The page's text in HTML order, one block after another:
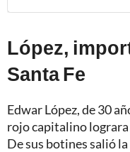
López,
Santa Fe
Edwar López, de 30
rojo capitalino
De sus botines salió